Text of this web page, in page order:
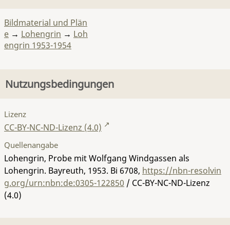
Bildmaterial und Plän
e → Lohengrin → Loh
engrin 1953-1954
Nutzungsbedingungen
Lizenz
CC-BY-NC-ND-Lizenz (4.0)
Quellenangabe
Lohengrin, Probe mit Wolfgang Windgassen als
Lohengrin. Bayreuth, 1953. Bi 6708, https://nbn-resolvin
g.org/urn:nbn:de:0305-122850 / CC-BY-NC-ND-Lizenz
(4.0)